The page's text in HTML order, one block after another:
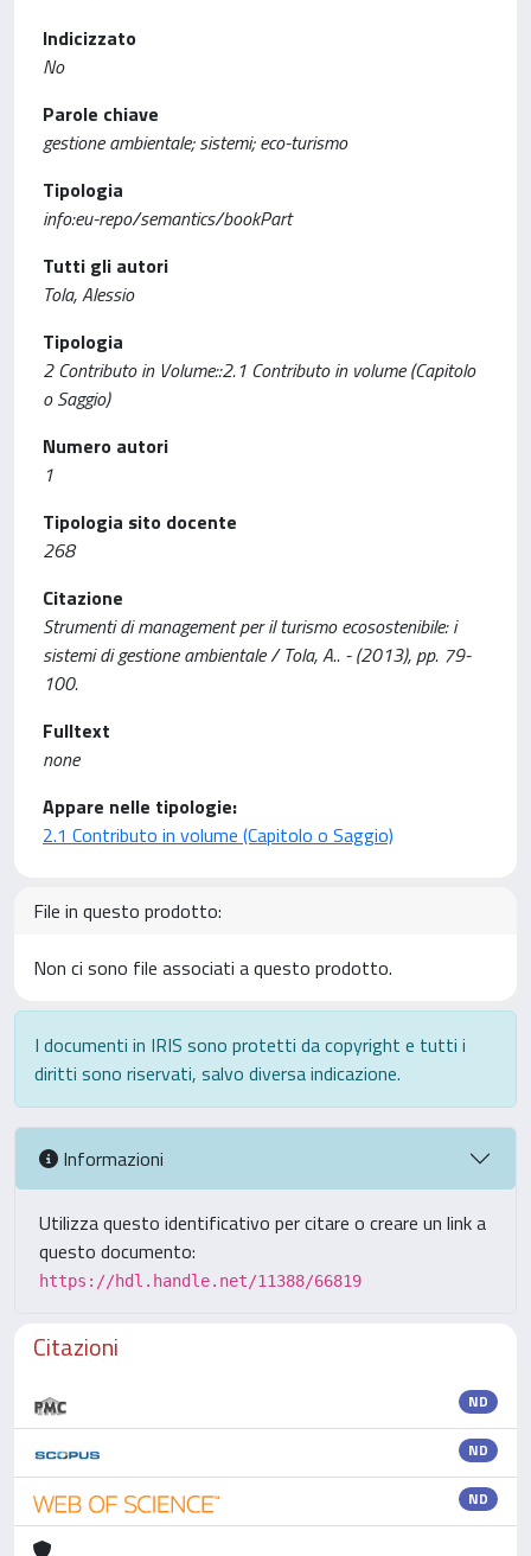
Indicizzato
No
Parole chiave
gestione ambientale; sistemi; eco-turismo
Tipologia
info:eu-repo/semantics/bookPart
Tutti gli autori
Tola, Alessio
Tipologia
2 Contributo in Volume::2.1 Contributo in volume (Capitolo
o Saggio)
Numero autori
1
Tipologia sito docente
268
Citazione
Strumenti di management per il turismo ecosostenibile: i
sistemi di gestione ambientale / Tola, A.. - (2013), pp. 79-
100.
Fulltext
none
Appare nelle tipologie:
2.1 Contributo in volume (Capitolo o Saggio)
File in questo prodotto:
Non ci sono file associati a questo prodotto.
I documenti in IRIS sono protetti da copyright e tutti i
diritti sono riservati, salvo diversa indicazione.
Informazioni
Utilizza questo identificativo per citare o creare un link a
questo documento:
https://hdl.handle.net/11388/66819
Citazioni
ND
ND
ND